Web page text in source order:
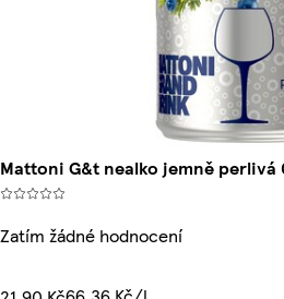
Mattoni G&t nealko jemně perlivá
Zatím žádné hodnocení